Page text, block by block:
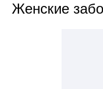
Женские